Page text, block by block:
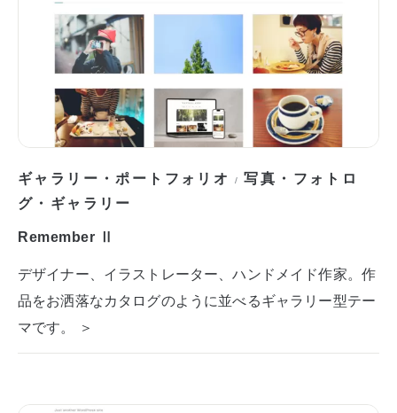
ギャラリー・ポートフォリオ /写真・フォトロ
グ・ギャラリー
Remember Ⅱ
デザイナー、イラストレーター、ハンドメイド作家。作
品をお洒落なカタログのように並べるギャラリー型テー
マです。 ＞